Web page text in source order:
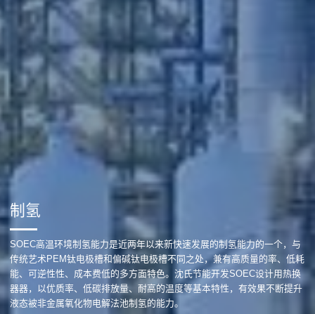
制氢
SOEC高温环境制氢能力是近两年以来新快速发展的制氢能力的一个，与
传统艺术PEM钛电极槽和偏碱钛电极槽不同之处，兼有高质量的率、低耗
能、可逆性性、成本费低的多方面特色。沈氏节能开发SOEC设计用热换
器器，以优质率、低碳排放量、耐高的温度等基本特性，有效果不断提升
液态被非金属氧化物电解法池制氢的能力。